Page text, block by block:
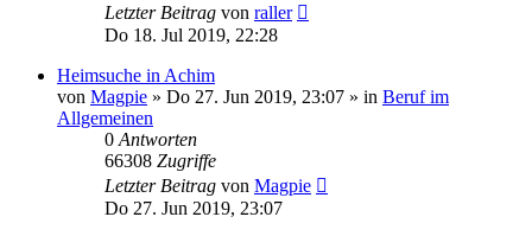
Letzter Beitrag von raller
Do 18. Jul 2019, 22:28
Heimsuche in Achim
von Magpie » Do 27. Jun 2019, 23:07 » in Beruf im
Allgemeinen
0 Antworten
66308 Zugriffe
Letzter Beitrag von Magpie
Do 27. Jun 2019, 23:07